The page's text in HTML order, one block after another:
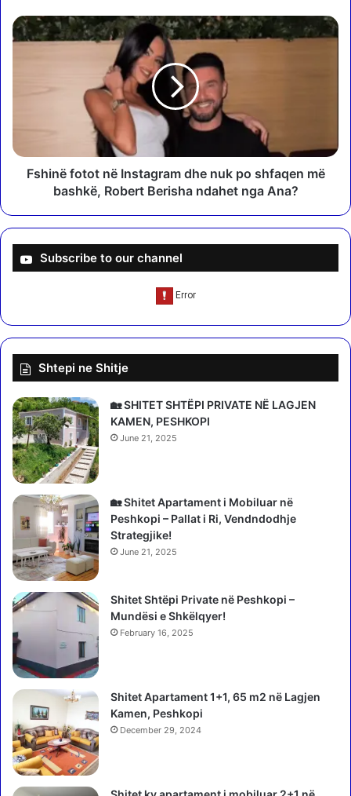
r
m
i
a
f
n
t
l
ë
s
h
o
j
ë
s
n
j
ë
r
a
k
e
t
b
l
i
s
F
s
t
s
r
a
h
e
n
u
k
p
o
h
f
a
e
n
m
ë
b
s
k
ë
,
Fshinë fotot në Instagram dhe nuk po shfaqen më
bashkë, Robert Berisha ndahet nga Ana?
Subscribe to our channel
Shtepi ne Shitje
🏡 SHITET SHTËPI PRIVATE NË LAGJEN
KAMEN, PESHKOPI
June 21, 2025
🏡 Shitet Apartament i Mobiluar në
Peshkopi – Pallat i Ri, Vendndodhje
Strategjike!
June 21, 2025
Shitet Shtëpi Private në Peshkopi –
Mundësi e Shkëlqyer!
February 16, 2025
Shitet Apartament 1+1, 65 m2 në Lagjen
Kamen, Peshkopi
December 29, 2024